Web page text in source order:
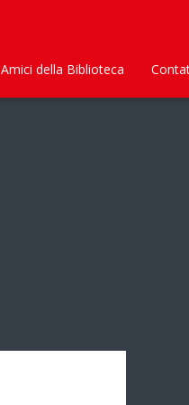
Amici della Biblioteca